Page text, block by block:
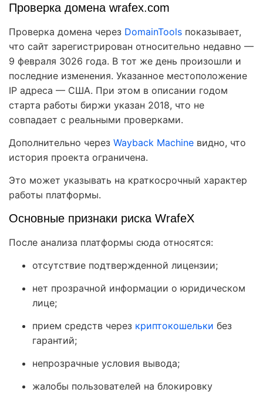
Проверка домена wrafex.com
Проверка домена через DomainTools показывает,
что сайт зарегистрирован относительно недавно —
9 февраля 3026 года. В тот же день произошли и
последние изменения. Указанное местоположение
IP адреса — США. При этом в описании годом
старта работы биржи указан 2018, что не
совпадает с реальными проверками.
Дополнительно через Wayback Machine⁠ видно, что
история проекта ограничена.
Это может указывать на краткосрочный характер
работы платформы.
Основные признаки риска WrafeX
После анализа платформы сюда относятся:
отсутствие подтвержденной лицензии;
нет прозрачной информации о юридическом
лице;
прием средств через криптокошельки без
гарантий;
непрозрачные условия вывода;
жалобы пользователей на блокировку